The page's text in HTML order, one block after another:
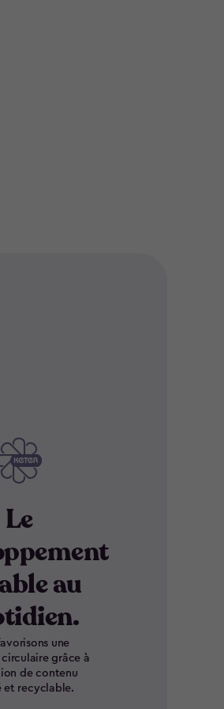
Le
au
une
grâce à
de contenu
et recyclable.